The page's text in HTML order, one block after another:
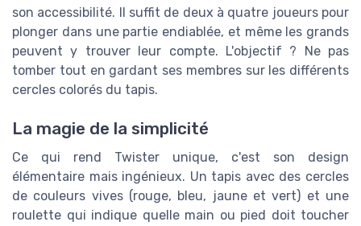
son accessibilité. Il suffit de deux à quatre joueurs pour
plonger dans une partie endiablée, et même les grands
peuvent y trouver leur compte. L'objectif ? Ne pas
tomber tout en gardant ses membres sur les différents
cercles colorés du tapis.
La magie de la simplicité
Ce qui rend Twister unique, c'est son design
élémentaire mais ingénieux. Un tapis avec des cercles
de couleurs vives (rouge, bleu, jaune et vert) et une
roulette qui indique quelle main ou pied doit toucher